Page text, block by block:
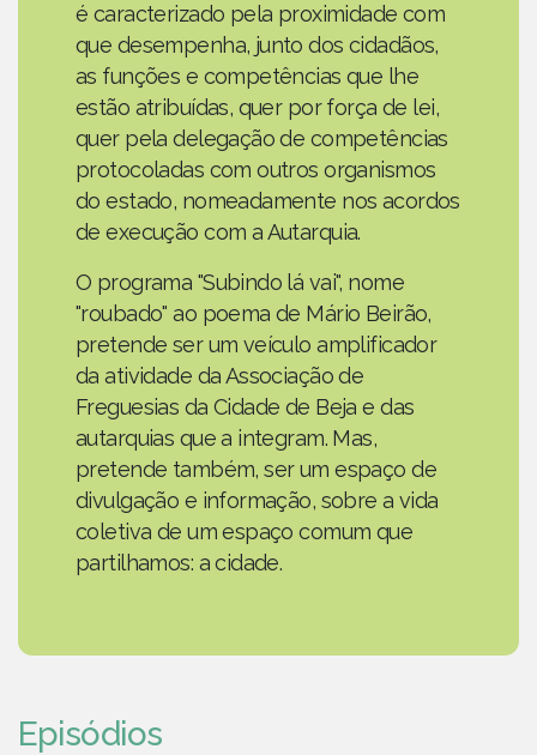
é caracterizado pela proximidade com
que desempenha, junto dos cidadãos,
as funções e competências que lhe
estão atribuídas, quer por força de lei,
quer pela delegação de competências
protocoladas com outros organismos
do estado, nomeadamente nos acordos
de execução com a Autarquia.
O programa "Subindo lá vai", nome
"roubado" ao poema de Mário Beirão,
pretende ser um veículo amplificador
da atividade da Associação de
Freguesias da Cidade de Beja e das
autarquias que a integram. Mas,
pretende também, ser um espaço de
divulgação e informação, sobre a vida
coletiva de um espaço comum que
partilhamos: a cidade.
Episódios